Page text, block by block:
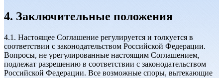
4. Заключительные положения
4.1. Настоящее Соглашение регулируется и толкуется в
соответствии с законодательством Российской Федерации.
Вопросы, не урегулированные настоящим Соглашением,
подлежат разрешению в соответствии с законодательством
Российской Федерации. Все возможные споры, вытекающие